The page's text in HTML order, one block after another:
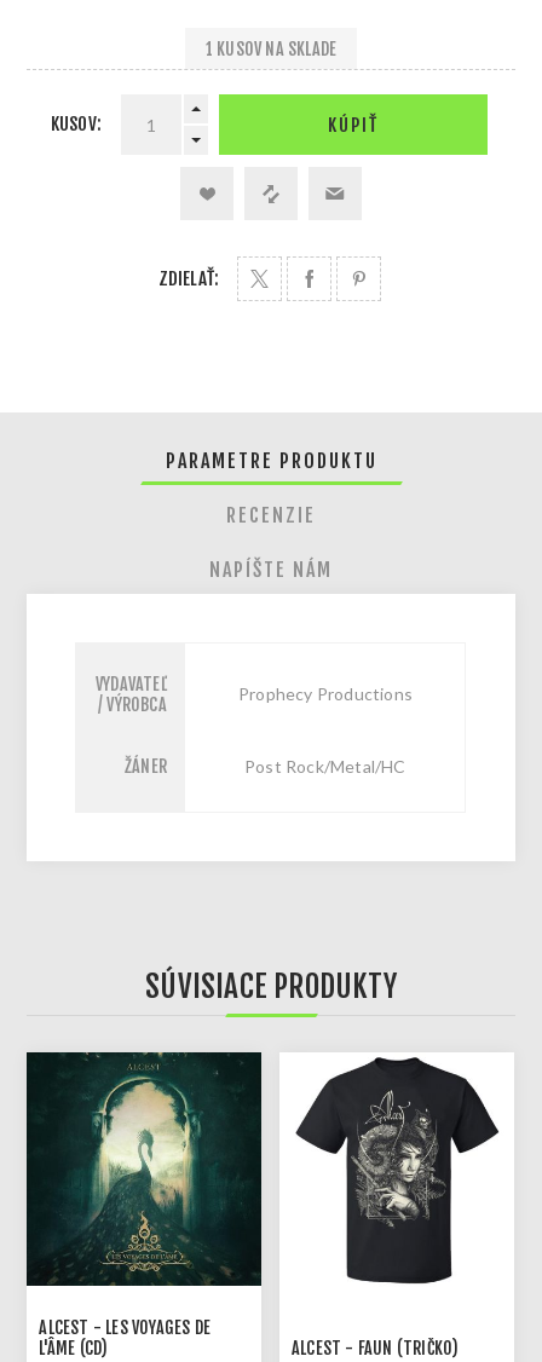
1 KUSOV NA SKLADE
KUSOV: KÚPIŤ
ZDIELAŤ:
PARAMETRE PRODUKTU
RECENZIE
NAPÍŠTE NÁM
VYDAVATEĽ
/ VÝROBCA
Prophecy Productions
ŽÁNER Post Rock/Metal/HC
SÚVISIACE PRODUKTY
ALCEST - LES VOYAGES DE
L'ÂME (CD)
ALCEST - FAUN (TRIČKO)